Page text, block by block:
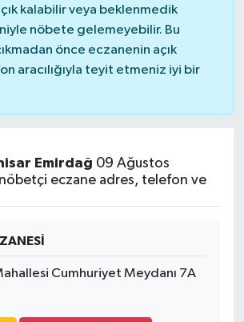
kalabilir veya beklenmedik
nöbete gelemeyebilir. Bu
önce eczanenin açık
aracılığıyla teyit etmeniz iyi bir
Emirdağ 09 Ağustos
eczane adres, telefon ve
Cumhuriyet Meydanı 7A